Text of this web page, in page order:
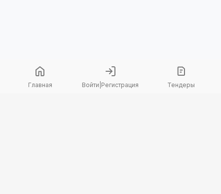
Главная Войти Регистрация Тендеры